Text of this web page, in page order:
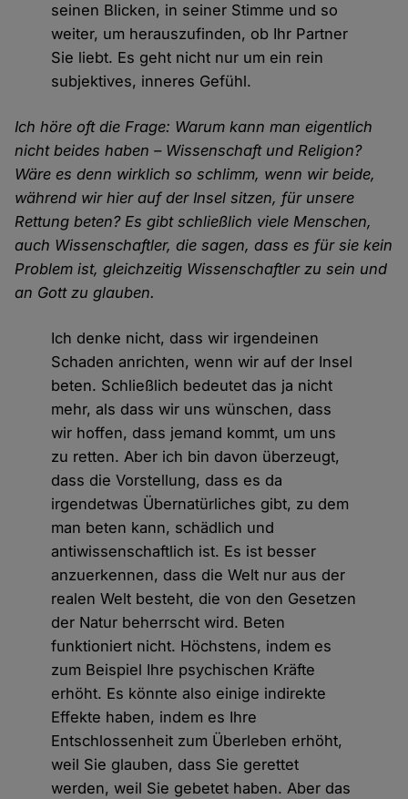
seinen Blicken, in seiner Stimme und so
weiter, um herauszufinden, ob Ihr Partner
Sie liebt. Es geht nicht nur um ein rein
subjektives, inneres Gefühl.
Ich höre oft die Frage: Warum kann man eigentlich
nicht beides haben – Wissenschaft und Religion?
Wäre es denn wirklich so schlimm, wenn wir beide,
während wir hier auf der Insel sitzen, für unsere
Rettung beten? Es gibt schließlich viele Menschen,
auch Wissenschaftler, die sagen, dass es für sie kein
Problem ist, gleichzeitig Wissenschaftler zu sein und
an Gott zu glauben.
Ich denke nicht, dass wir irgendeinen
Schaden anrichten, wenn wir auf der Insel
beten. Schließlich bedeutet das ja nicht
mehr, als dass wir uns wünschen, dass
wir hoffen, dass jemand kommt, um uns
zu retten. Aber ich bin davon überzeugt,
dass die Vorstellung, dass es da
irgendetwas Übernatürliches gibt, zu dem
man beten kann, schädlich und
antiwissenschaftlich ist. Es ist besser
anzuerkennen, dass die Welt nur aus der
realen Welt besteht, die von den Gesetzen
der Natur beherrscht wird. Beten
funktioniert nicht. Höchstens, indem es
zum Beispiel Ihre psychischen Kräfte
erhöht. Es könnte also einige indirekte
Effekte haben, indem es Ihre
Entschlossenheit zum Überleben erhöht,
weil Sie glauben, dass Sie gerettet
werden, weil Sie gebetet haben. Aber das